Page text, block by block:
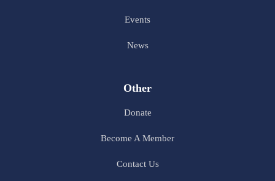
Events
News
Other
Donate
Become A Member
Contact Us